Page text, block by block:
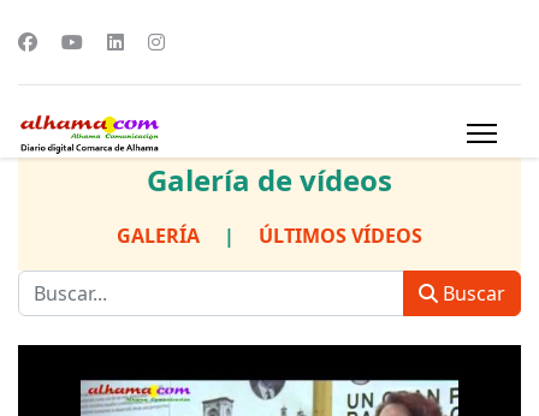
Galería de vídeos
GALERÍA | ÚLTIMOS VÍDEOS
Buscar